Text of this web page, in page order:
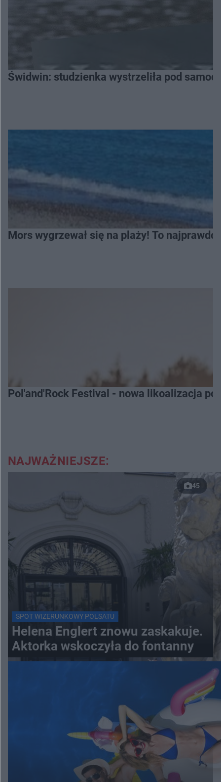
Świdwin: studzienka wystrzeliła pod
Mors wygrzewał się na plaży! To
Pol'and'Rock Festival - nowa likoalizacja
NAJWAŻNIEJSZE:
45
SPOT WIZERUNKOWY POLSATU
Helena Englert znowu zaskakuje.
Aktorka wskoczyła do fontanny